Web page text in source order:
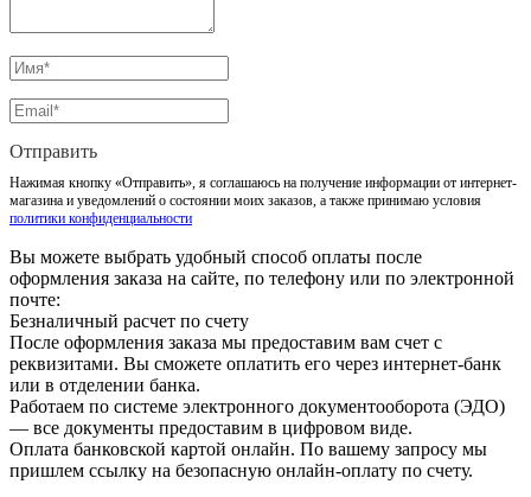
Отправить
Нажимая кнопку «Отправить», я соглашаюсь на получение информации от интернет-
магазина и уведомлений о состоянии моих заказов, а также принимаю условия
политики конфиденциальности
Вы можете выбрать удобный способ оплаты после
оформления заказа на сайте, по телефону или по электронной
почте:
Безналичный расчет по счету
После оформления заказа мы предоставим вам счет с
реквизитами. Вы сможете оплатить его через интернет-банк
или в отделении банка.
Работаем по системе электронного документооборота (ЭДО)
— все документы предоставим в цифровом виде.
Оплата банковской картой онлайн. По вашему запросу мы
пришлем ссылку на безопасную онлайн-оплату по счету.